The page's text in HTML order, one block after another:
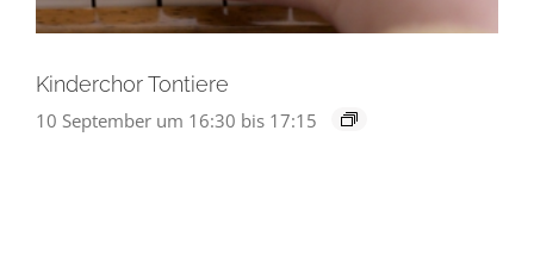
Kinderchor Tontiere
10 September um 16:30 bis 17:15